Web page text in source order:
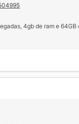
4gb de ram e